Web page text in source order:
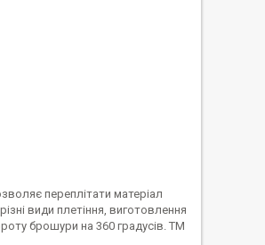
переплітати матеріал
види плетіння, виготовлення
брошури на 360 градусів. ТМ